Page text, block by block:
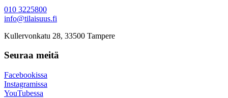
010 3225800
info@tilaisuus.fi
Kullervonkatu 28, 33500 Tampere
Seuraa meitä
Facebookissa
Instagramissa
YouTubessa